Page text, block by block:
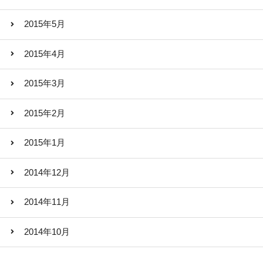
2015年5月
2015年4月
2015年3月
2015年2月
2015年1月
2014年12月
2014年11月
2014年10月